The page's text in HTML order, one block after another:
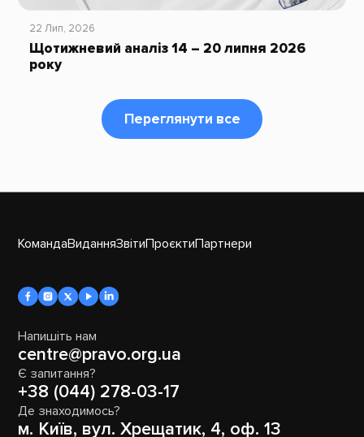
22 Лип, 2026
Щотижневий аналіз 14 – 20 липня 2026
року
Переглянути все
КомандаВиданняЗвітиПроєктиПартнери
Напишіть нам
centre@pravo.org.ua
Є запитання?
+38 (044) 278-03-17
Де знаходимось?
м. Київ, вул. Хрещатик, 4, оф. 13